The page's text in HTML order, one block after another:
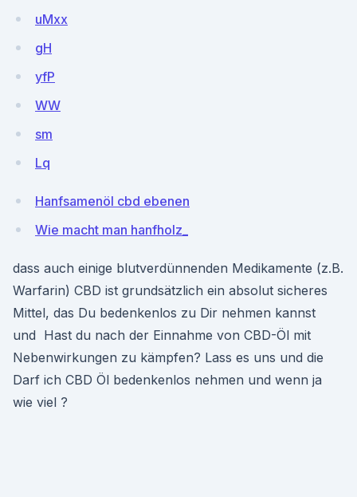
uMxx
gH
yfP
WW
sm
Lq
Hanfsamenöl cbd ebenen
Wie macht man hanfholz_
dass auch einige blutverdünnenden Medikamente (z.B.
Warfarin) CBD ist grundsätzlich ein absolut sicheres
Mittel, das Du bedenkenlos zu Dir nehmen kannst
und Hast du nach der Einnahme von CBD-Öl mit
Nebenwirkungen zu kämpfen? Lass es uns und die
Darf ich CBD Öl bedenkenlos nehmen und wenn ja
wie viel ?